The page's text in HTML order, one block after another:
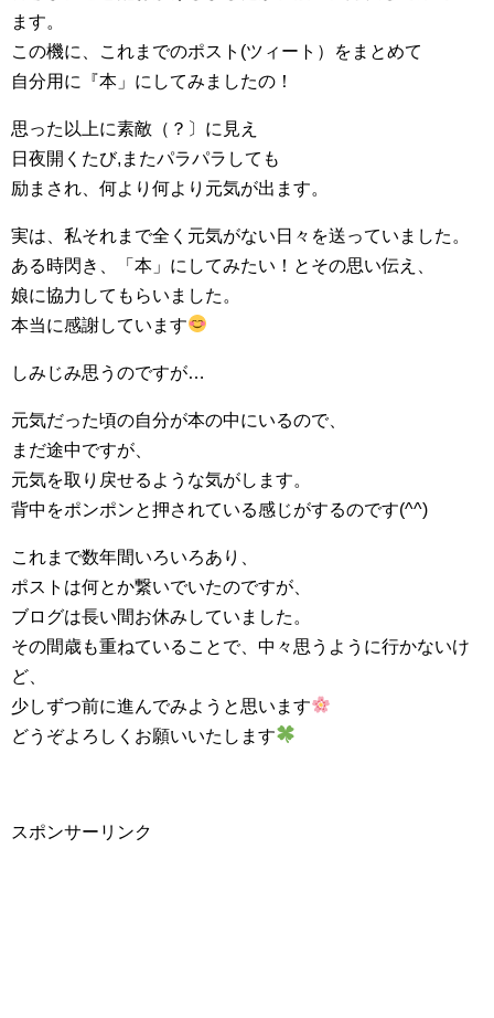
ます。
この機に、これまでのポスト(ツィート）をまとめて
自分用に『本」にしてみましたの！
思った以上に素敵（？〕に見え
日夜開くたび,またパラパラしても
励まされ、何より何より元気が出ます。
実は、私それまで全く元気がない日々を送っていました。
ある時閃き、「本」にしてみたい！とその思い伝え、
娘に協力してもらいました。
本当に感謝しています
しみじみ思うのですが…
元気だった頃の自分が本の中にいるので、
まだ途中ですが、
元気を取り戻せるような気がします。
背中をポンポンと押されている感じがするのです(^^)
これまで数年間いろいろあり、
ポストは何とか繋いでいたのですが、
ブログは長い間お休みしていました。
その間歳も重ねていることで、中々思うように行かないけ
ど、
少しずつ前に進んでみようと思います
どうぞよろしくお願いいたします
スポンサーリンク